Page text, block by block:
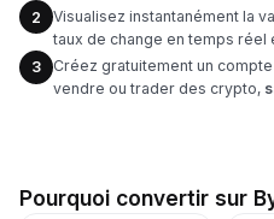
2
Visualisez instantanément la
taux de change en temps réel
3
Créez gratuitement un
vendre ou trader des crypto,
Pourquoi convertir sur